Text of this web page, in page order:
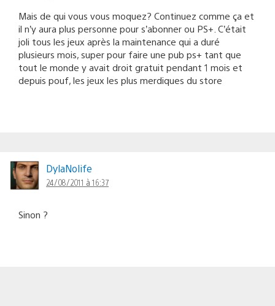
Mais de qui vous vous moquez? Continuez comme ça et
il n’y aura plus personne pour s’abonner ou PS+. C’était
joli tous les jeux après la maintenance qui a duré
plusieurs mois, super pour faire une pub ps+ tant que
tout le monde y avait droit gratuit pendant 1 mois et
depuis pouf, les jeux les plus merdiques du store
DylaNolife
24/08/2011 à 16:37
Sinon ?